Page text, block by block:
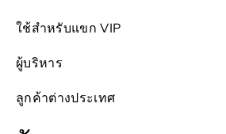
ใช้สำหรับแขก VIP
ผู้บริหาร
ลูกค้าต่างประเทศ